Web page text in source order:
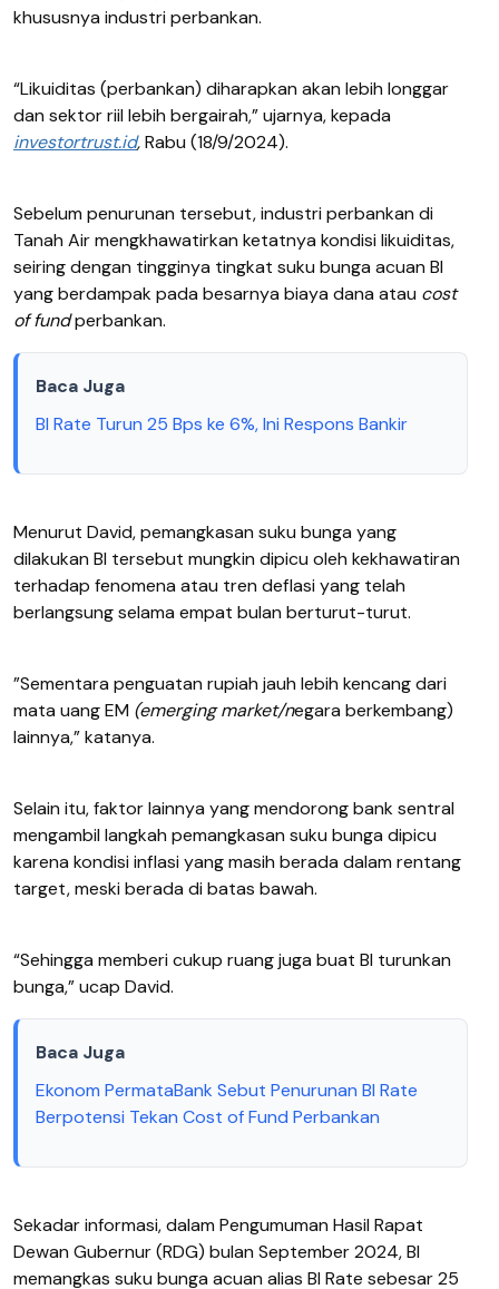
khususnya industri perbankan.
“Likuiditas (perbankan) diharapkan akan lebih longgar
dan sektor riil lebih bergairah,” ujarnya, kepada
investortrust.id,Rabu (18/9/2024).
Sebelum penurunan tersebut, industri perbankan di
Tanah Air mengkhawatirkan ketatnya kondisi likuiditas,
seiring dengan tingginya tingkat suku bunga acuan BI
yang berdampak pada besarnya biaya dana atau cost
of fundperbankan.
Baca Juga
BI Rate Turun 25 Bps ke 6%, Ini Respons Bankir
Menurut David, pemangkasan suku bunga yang
dilakukan BI tersebut mungkin dipicu oleh kekhawatiran
terhadap fenomena atau tren deflasi yang telah
berlangsung selama empat bulan berturut-turut.
”Sementara penguatan rupiah jauh lebih kencang dari
mata uang EM (emerging market/negara berkembang)
lainnya,” katanya.
Selain itu, faktor lainnya yang mendorong bank sentral
mengambil langkah pemangkasan suku bunga dipicu
karena kondisi inflasi yang masih berada dalam rentang
target, meski berada di batas bawah.
“Sehingga memberi cukup ruang juga buat BI turunkan
bunga,” ucap David.
Baca Juga
Ekonom PermataBank Sebut Penurunan BI Rate
Berpotensi Tekan Cost of Fund Perbankan
Sekadar informasi, dalam Pengumuman Hasil Rapat
Dewan Gubernur (RDG) bulan September 2024, BI
memangkas suku bunga acuan alias BI Rate sebesar 25